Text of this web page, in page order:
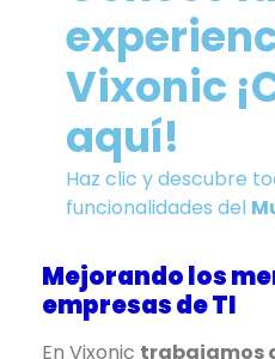
Vixonic
aquí!
Haz clic y descubre
funcionalidades del
Mejorando los
empresas de TI
En Vixonic trabajamos